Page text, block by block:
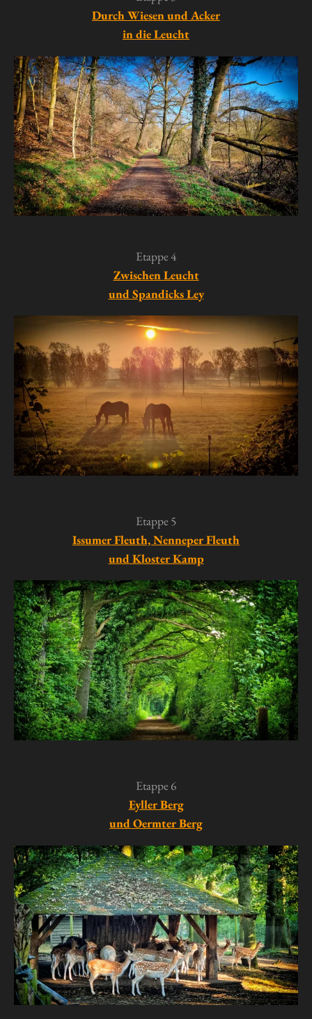
Durch Wiesen und Acker
in die Leucht
Etappe 4
Zwischen Leucht
und Spandicks Ley
Etappe 5
Issumer Fleuth, Nenneper Fleuth
und Kloster Kamp
Etappe 6
Eyller Berg
und Oermter Berg